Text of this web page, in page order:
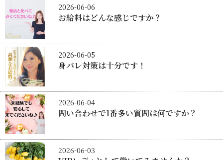
2026-06-06
お給料はどんな感じですか？
2026-06-05
身バレ対策は十分です！
2026-06-04
問い合わせで1番多い質問は何ですか？
2026-06-03